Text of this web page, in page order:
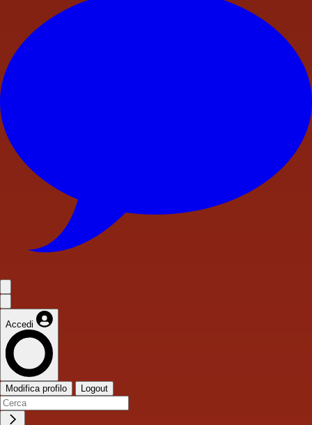
Accedi
Modifica profilo Logout